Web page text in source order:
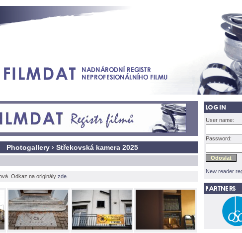
Photogallery › Střekovská kamera 2025
Odkaz na originály zde
User name:
Password:
New reader